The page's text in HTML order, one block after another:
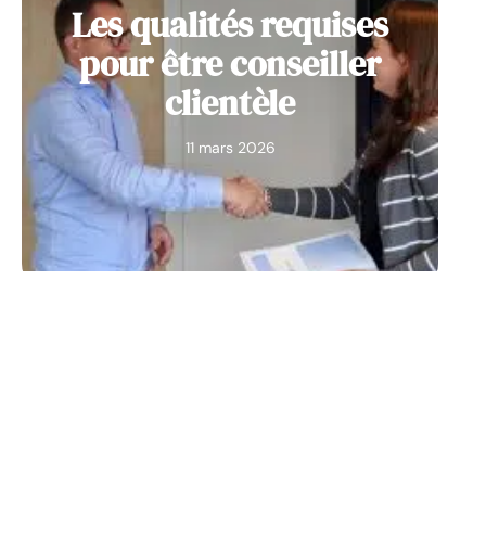
Les qualités requises
pour être conseiller
clientèle
11 mars 2026